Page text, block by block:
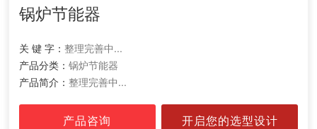
锅炉节能器
关 键 字： 整理完善中...
产品分类： 锅炉节能器
产品简介： 整理完善中...
产品咨询 开启您的选型设计